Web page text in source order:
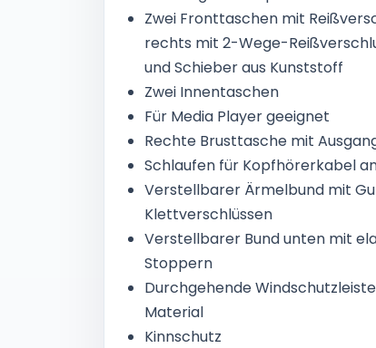
Zwei Fronttaschen mit
rechts mit 2-Wege-
und Schieber aus Kunststoff
Zwei Innentaschen
Für Media Player geeignet
Rechte Brusttasche mit
Schlaufen für Kopfhörerkabel
Verstellbarer Ärmelbund mit
Klettverschlüssen
Verstellbarer Bund unten mit
Stoppern
Durchgehende
Material
Kinnschutz